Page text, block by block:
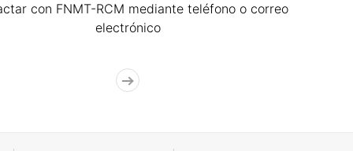
con FNMT-RCM mediante teléfono o correo
electrónico